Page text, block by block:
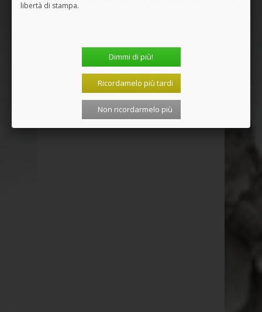
Vedi tutti i Libri
SPAZIO PUBBLICITARIO
libertà di stampa.
Dimmi di più!
Ricordamelo più tardi
Non ricordarmelo più